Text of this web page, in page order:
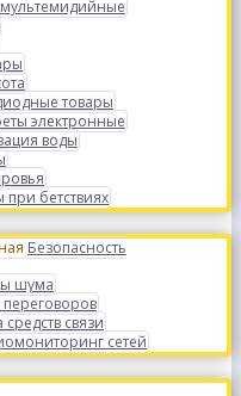
товары
электронные
воды
при бетствиях
Безопасность
шума
связи
сетей